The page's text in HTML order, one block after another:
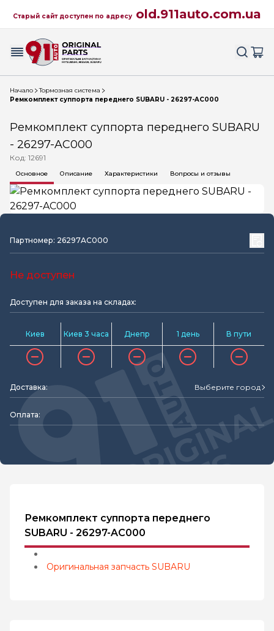
Старый сайт доступен по адресу old.911auto.com.ua
Начало
Тормозная система
Ремкомплект суппорта переднего SUBARU - 26297-AC000
Ремкомплект суппорта переднего SUBARU
- 26297-AC000
Код: 12691
Основное Описание Характеристики Вопросы и отзывы
Партномер: 26297AC000
Не доступен
Доступен для заказа на складах:
Киев Киев 3 часа Днепр 1 день В пути
Доставка: Выберите город
Оплата:
Ремкомплект суппорта переднего
SUBARU - 26297-AC000
Оригинальная запчасть SUBARU